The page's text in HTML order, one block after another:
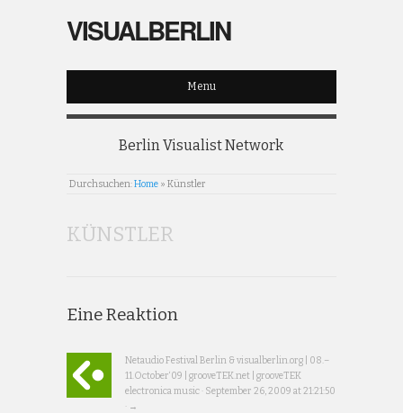
VISUALBERLIN
Menu
Berlin Visualist Network
Durchsuchen:Home » Künstler
KÜNSTLER
Eine Reaktion
Netaudio Festival Berlin & visualberlin.org | 08.–
11.October‘09 | grooveTEK.net | grooveTEK
electronica music · September 26, 2009 at 21:21:50
· →